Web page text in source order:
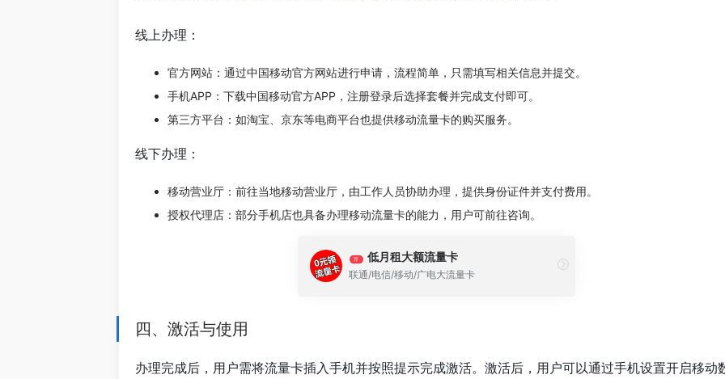
线上办理：
官方网站：通过中国移动官方网站进行申请，流程简单，只需填写相关信息并提交。
手机APP：下载中国移动官方APP，注册登录后选择套餐并完成支付即可。
第三方平台：如淘宝、京东等电商平台也提供移动流量卡的购买服务。
线下办理：
移动营业厅：前往当地移动营业厅，由工作人员协助办理，提供身份证件并支付费用。
授权代理店：部分手机店也具备办理移动流量卡的能力，用户可前往咨询。
荐 低月租大额流量卡
联通/电信/移动/广电大流量卡
四、激活与使用
办理完成后，用户需将流量卡插入手机并按照提示完成激活。激活后，用户可以通过手机设置开启移动